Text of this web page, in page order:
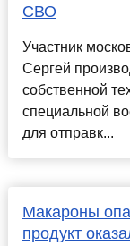
СВО
Участник
Сергей
собственной
специальной
для отправк...
Макароны
продукт